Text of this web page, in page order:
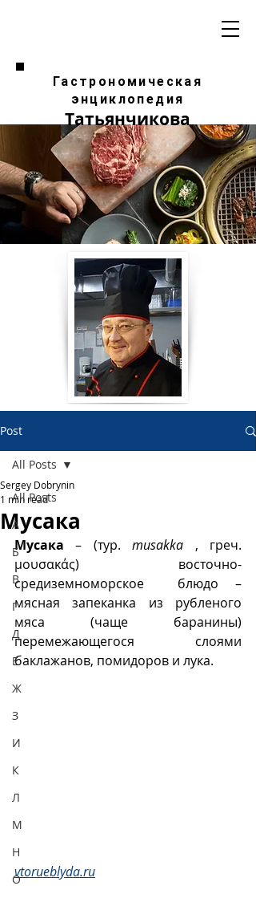
Гастрономическая
энциклопедия
Татьянчикова
Post
All Posts
А
Б
В
Г
Д
Е
Ж
З
И
К
Л
М
Н
О
All Posts
Мусака
Sergey Dobrynin
1 min read
Мусака – (тур. musakka , греч.
μουσακάς) восточно-
средиземноморское  блюдо –
мясная запеканка из рубленого
мяса (чаще баранины)
перемежающегося слоями
баклажанов, помидоров и лука.
vtorueblyda.ru